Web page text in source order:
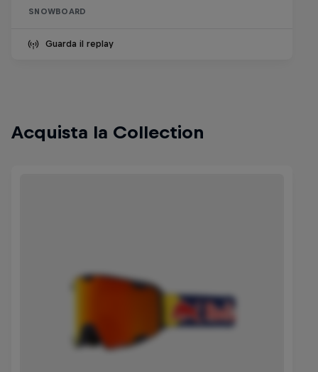
SNOWBOARD
Guarda il replay
Acquista la Collection